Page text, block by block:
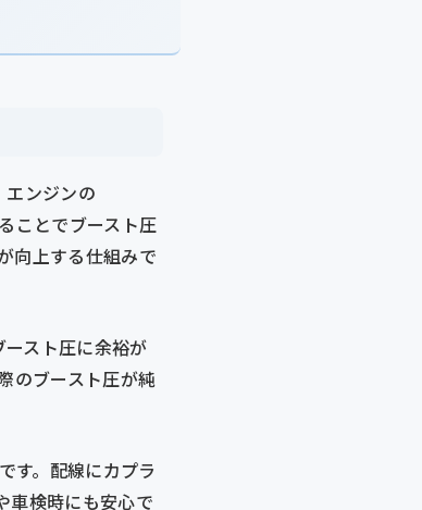
ンジンの
ことでブースト圧
向上する仕組みで
スト圧に余裕が
のブースト圧が純
す。配線にカプラ
車検時にも安心で